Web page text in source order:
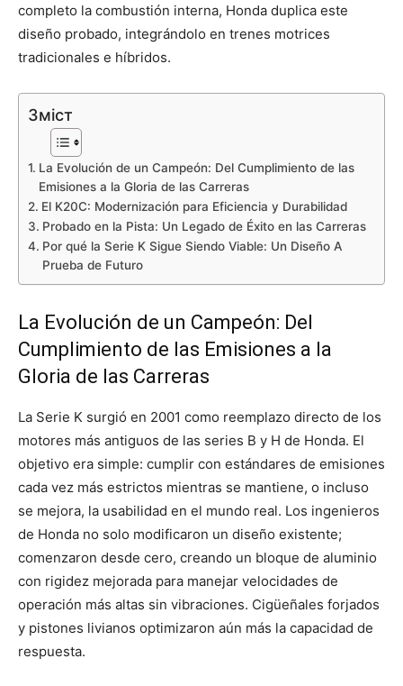
completo la combustión interna, Honda duplica este
diseño probado, integrándolo en trenes motrices
tradicionales e híbridos.
Зміст
La Evolución de un Campeón: Del Cumplimiento de las
Emisiones a la Gloria de las Carreras
El K20C: Modernización para Eficiencia y Durabilidad
Probado en la Pista: Un Legado de Éxito en las Carreras
Por qué la Serie K Sigue Siendo Viable: Un Diseño A
Prueba de Futuro
La Evolución de un Campeón: Del
Cumplimiento de las Emisiones a la
Gloria de las Carreras
La Serie K surgió en 2001 como reemplazo directo de los
motores más antiguos de las series B y H de Honda. El
objetivo era simple: cumplir con estándares de emisiones
cada vez más estrictos mientras se mantiene, o incluso
se mejora, la usabilidad en el mundo real. Los ingenieros
de Honda no solo modificaron un diseño existente;
comenzaron desde cero, creando un bloque de aluminio
con rigidez mejorada para manejar velocidades de
operación más altas sin vibraciones. Cigüeñales forjados
y pistones livianos optimizaron aún más la capacidad de
respuesta.